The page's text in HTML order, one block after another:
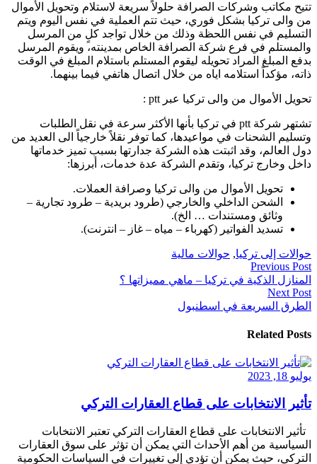
تتيح مكاتب وشركات الصرافة حلولاً سريعة لاستلام وتحويل الأموال
من والى تركيا بشكل فوري، حيث تتم العملية في نفس اليوم ويتم
التسليم في نفس اللحظة وذلك من خلال تواجد كلٍ من المرسل
والمستلم في فرع شركة الصرافة الخاص بمدينته، ويقوم المرسل
بدفع المبلغ المراد تحويله ليقوم المستلم باستلام المبلغ في الوقت
ذاته، مؤكداً استلامه اياه من خلال اتصال هاتفي فيما بينهما.
تحويل الأموال من والى تركيا عبر ptt :
تشتهر شركة ptt في تركيا بأنها الأكثر سرعة في نقل الطلبات
وتسليم الشحنات في مواعيدها، كما توفر نقلاً خارجياً الى العديد من
دول العالم، وقد اثبتت هذه الشركة جدارتها بسبب تميز خدماتها
داخل وخارج تركيا، وتقدم الشركة عدة خدمات، أبرزها:
تحويل الأموال من والى تركيا وصرافة العملات.
الشحن الداخلي والخارجي (طرود بريدية – طرود تجارية –
وثائق ومستندات … الخ).
تسديد الفواتير (كهرباء – مياه – غاز – انترنت).
حوالات إلى تركيا, حوالات مالية
Previous Post
المنازل الذكية في تركيا – ماهي مميزاتها ؟
Next Post
الطرق السريعة في اسطنبول
Related Posts
يوليو 18, 2023
تأثير الانتخابات على قطاع العقارات التركي
تأثير الانتخابات على قطاع العقارات التركي تعتبر الانتخابات
السياسية من أهم الأحداث التي يمكن أن تؤثر على سوق العقارات
التركي، حيث يمكن أن تؤدي إلى تغييرات في السياسات الحكومية